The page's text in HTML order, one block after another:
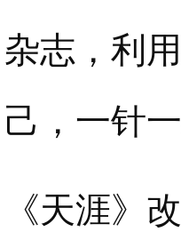
杂志，利
己，一针
《天涯》